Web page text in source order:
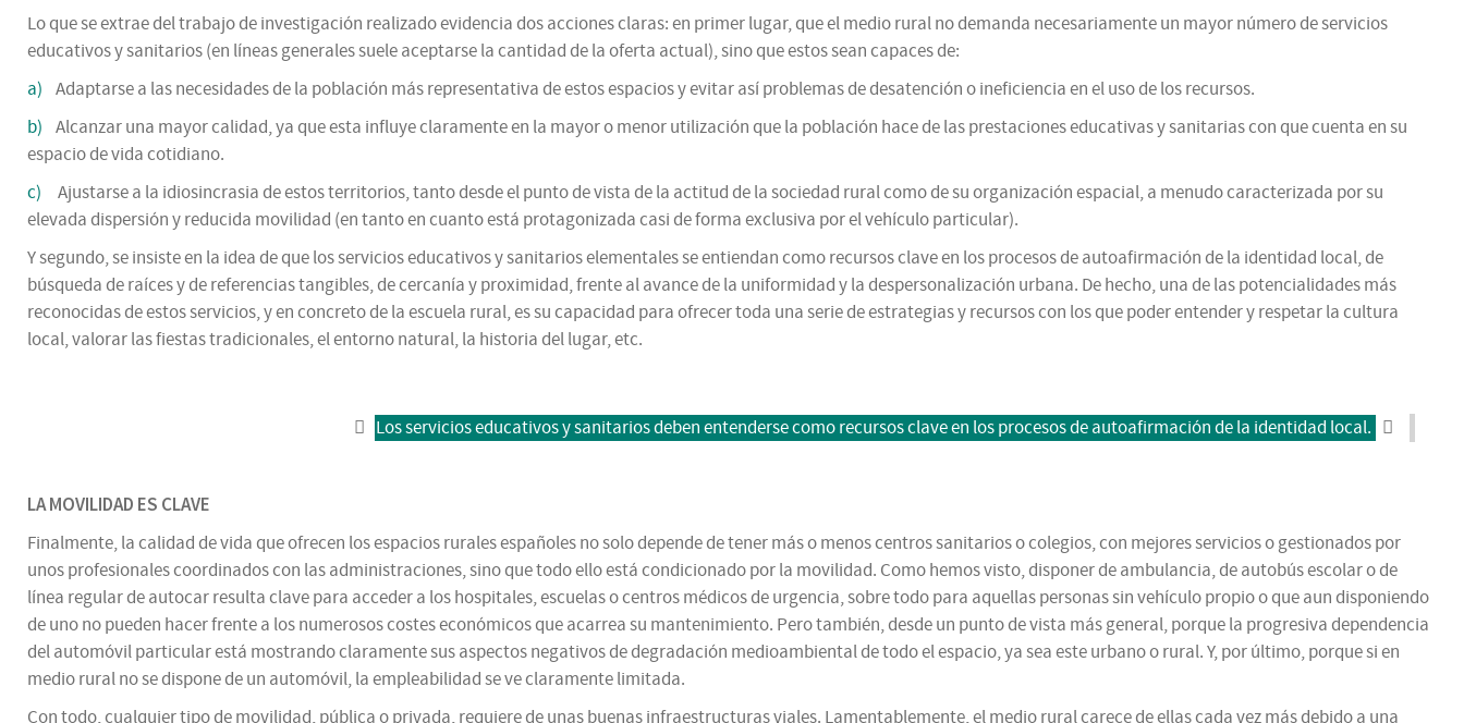
Lo que se extrae del trabajo de investigación realizado evidencia dos acciones claras: en primer lugar, que el medio rural no demanda necesariamente un mayor número de servicios
educativos y sanitarios (en líneas generales suele aceptarse la cantidad de la oferta actual), sino que estos sean capaces de:
a) Adaptarse a las necesidades de la población más representativa de estos espacios y evitar así problemas de desatención o ineficiencia en el uso de los recursos.
b) Alcanzar una mayor calidad, ya que esta influye claramente en la mayor o menor utilización que la población hace de las prestaciones educativas y sanitarias con que cuenta en su
espacio de vida cotidiano.
c)
Ajustarse a la idiosincrasia de estos territorios, tanto desde el punto de vista de la actitud de la sociedad rural como de su organización espacial, a menudo caracterizada por su
elevada dispersión y reducida movilidad (en tanto en cuanto está protagonizada casi de forma exclusiva por el vehículo particular).
Y segundo, se insiste en la idea de que los servicios educativos y sanitarios elementales se entiendan como recursos clave en los procesos de autoafirmación de la identidad local, de
búsqueda de raíces y de referencias tangibles, de cercanía y proximidad, frente al avance de la uniformidad y la despersonalización urbana. De hecho, una de las potencialidades más
reconocidas de estos servicios, y en concreto de la escuela rural, es su capacidad para ofrecer toda una serie de estrategias y recursos con los que poder entender y respetar la cultura
local, valorar las fiestas tradicionales, el entorno natural, la historia del lugar, etc.
Los servicios educativos y sanitarios deben entenderse como recursos clave en los procesos de autoafirmación de la identidad local.
LA MOVILIDAD ES CLAVE
Finalmente, la calidad de vida que ofrecen los espacios rurales españoles no solo depende de tener más o menos centros sanitarios o colegios, con mejores servicios o gestionados por
unos profesionales coordinados con las administraciones, sino que todo ello está condicionado por la movilidad. Como hemos visto, disponer de ambulancia, de autobús escolar o de
línea regular de autocar resulta clave para acceder a los hospitales, escuelas o centros médicos de urgencia, sobre todo para aquellas personas sin vehículo propio o que aun disponiendo
de uno no pueden hacer frente a los numerosos costes económicos que acarrea su mantenimiento. Pero también, desde un punto de vista más general, porque la progresiva dependencia
del automóvil particular está mostrando claramente sus aspectos negativos de degradación medioambiental de todo el espacio, ya sea este urbano o rural. Y, por último, porque si en
medio rural no se dispone de un automóvil, la empleabilidad se ve claramente limitada.
Con todo, cualquier tipo de movilidad, pública o privada, requiere de unas buenas infraestructuras viales. Lamentablemente, el medio rural carece de ellas cada vez más debido a una